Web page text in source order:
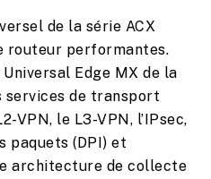
de la série ACX
routeur performantes.
Edge MX de la
services de transport
VPN, le L3-VPN, l’IPsec,
paquets (DPI) et
architecture de collecte